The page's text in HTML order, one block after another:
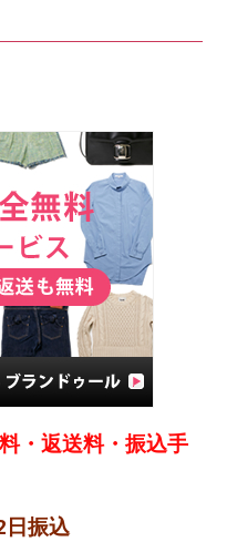
・返送料・振込手
振込